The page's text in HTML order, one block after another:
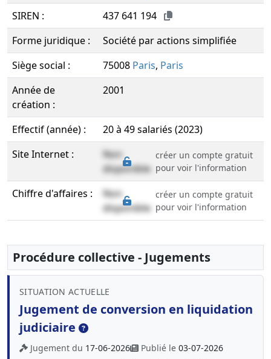
SIREN :
437 641 194
Forme juridique :
Société par actions simplifiée
Siège social :
75008 Paris, Paris
Année de
création :
2001
Effectif (année) :
20 à 49 salariés (2023)
Site Internet :
Non
disponible
créer un compte gratuit
pour voir l'information
Chiffre d'affaires :
Non
disponible
créer un compte gratuit
pour voir l'information
Procédure collective - Jugements
SITUATION ACTUELLE
Jugement de conversion en liquidation
judiciaire
Jugement du 17-06-2026 Publié le 03-07-2026